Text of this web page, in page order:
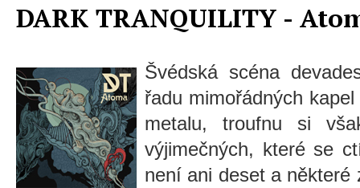
DARK TRANQUILITY -
Švédská scéna
řadu mimořádných
metalu, troufnu si
výjimečných, které se
není ani deset a některé